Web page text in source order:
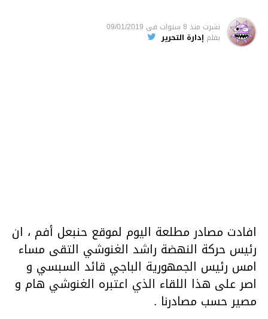
نشرت منذ 8 سنوات فى 09/01/2019
بقلم إدارة التحرير
افادت مصادر مطلعة اليوم لموقع حنبعل أفم ، ان
رئيس حركة النهضة راشد الغنوشي التقى مساء
امس رئيس الجمهورية الباجي قائد السبسي و
اصر على هذا اللقاء الذي اعتبره الغنوشي هام و
مصير حسب مصادرنا .